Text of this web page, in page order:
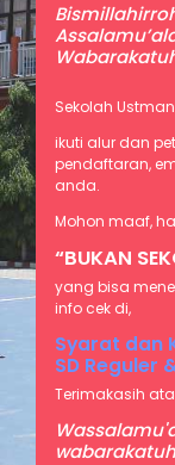
Sekolah
ikuti alur dan
pendaftaran,
anda.
Mohon maaf,
“BUKAN
yang bisa
info cek di,
Syarat dan
SD Reguler
Terimakasih
wabarakatuh